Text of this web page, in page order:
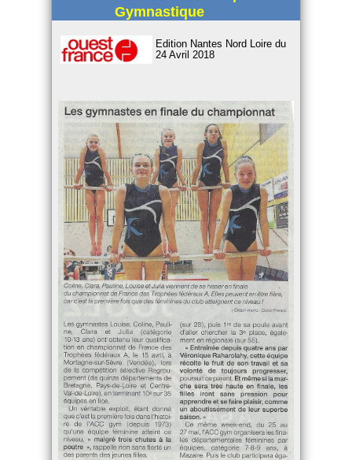
Gymnastique
Edition Nantes Nord Loire du
24 Avril 2018